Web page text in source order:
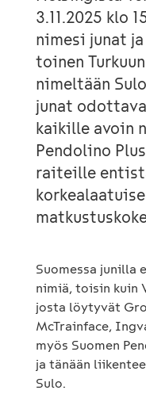
3.11.2025 klo
nimesi junat
toinen
nimeltään
junat
kaikille avoin
Pendolino
raiteille
Suomessa junilla
nimiä, toisin kuin
josta löytyvät
McTrainface,
myös Suomen
ja tänään
Sulo.